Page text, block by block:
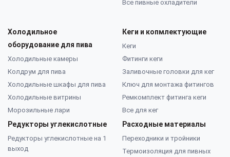
Все пивные охладители
Холодильное
оборудование для пива
Холодильные камеры
Колдрум для пива
Холодильные шкафы для пива
Холодильные витрины
Морозильные лари
Редукторы углекислотные
Редукторы углекислотные на 1
выход
Кеги и копмлектующие
Кеги
Фитинги кеги
Заливочные головки для кег
Ключ для монтажа фитингов
Ремкомплект фитинга кеги
Все для кег
Расходные материалы
Переходники и тройники
Термоизоляция для пивных